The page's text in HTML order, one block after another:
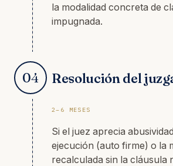
la modalidad concreta de
impugnada.
04 Resolución del
2–6 MESES
Si el juez aprecia
ejecución (auto firme) o la
recalculada sin la cláusula